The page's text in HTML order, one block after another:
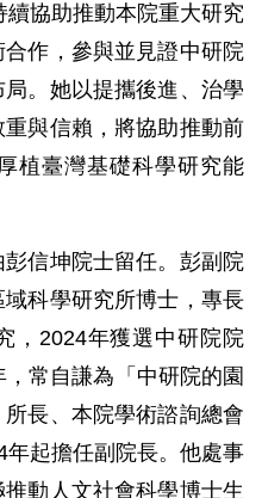
協助推動本院重大研究
作，參與並見證中研院
。她以提攜後進、治學
與信賴，將協助推動前
植臺灣基礎科學研究能
信坤院士留任。彭副院
科學研究所博士，專長
，2024年獲選中研院院
常自謙為「中研院的園
長、本院學術諮詢總會
起擔任副院長。他處事
動人文社會科學博士生